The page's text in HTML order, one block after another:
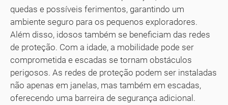
quedas e possíveis ferimentos, garantindo um
ambiente seguro para os pequenos exploradores.
Além disso, idosos também se beneficiam das redes
de proteção. Com a idade, a mobilidade pode ser
comprometida e escadas se tornam obstáculos
perigosos. As redes de proteção podem ser instaladas
não apenas em janelas, mas também em escadas,
oferecendo uma barreira de segurança adicional.